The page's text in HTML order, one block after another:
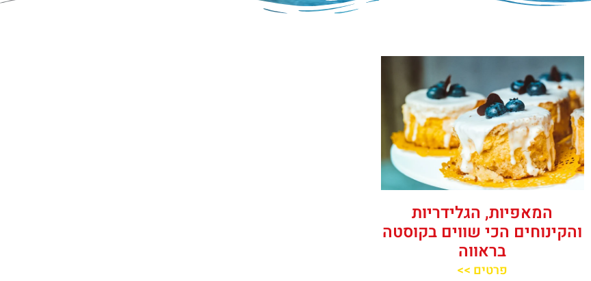
המאפיות, הגלידריות
והקינוחים הכי שווים בקוסטה
בראווה
פרטים >>